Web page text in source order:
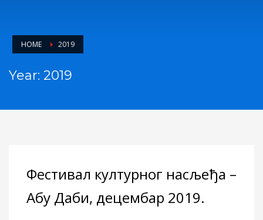
HOME 2019
Year: 2019
Фестивал културног насљеђа –
Абу Даби, децембар 2019.